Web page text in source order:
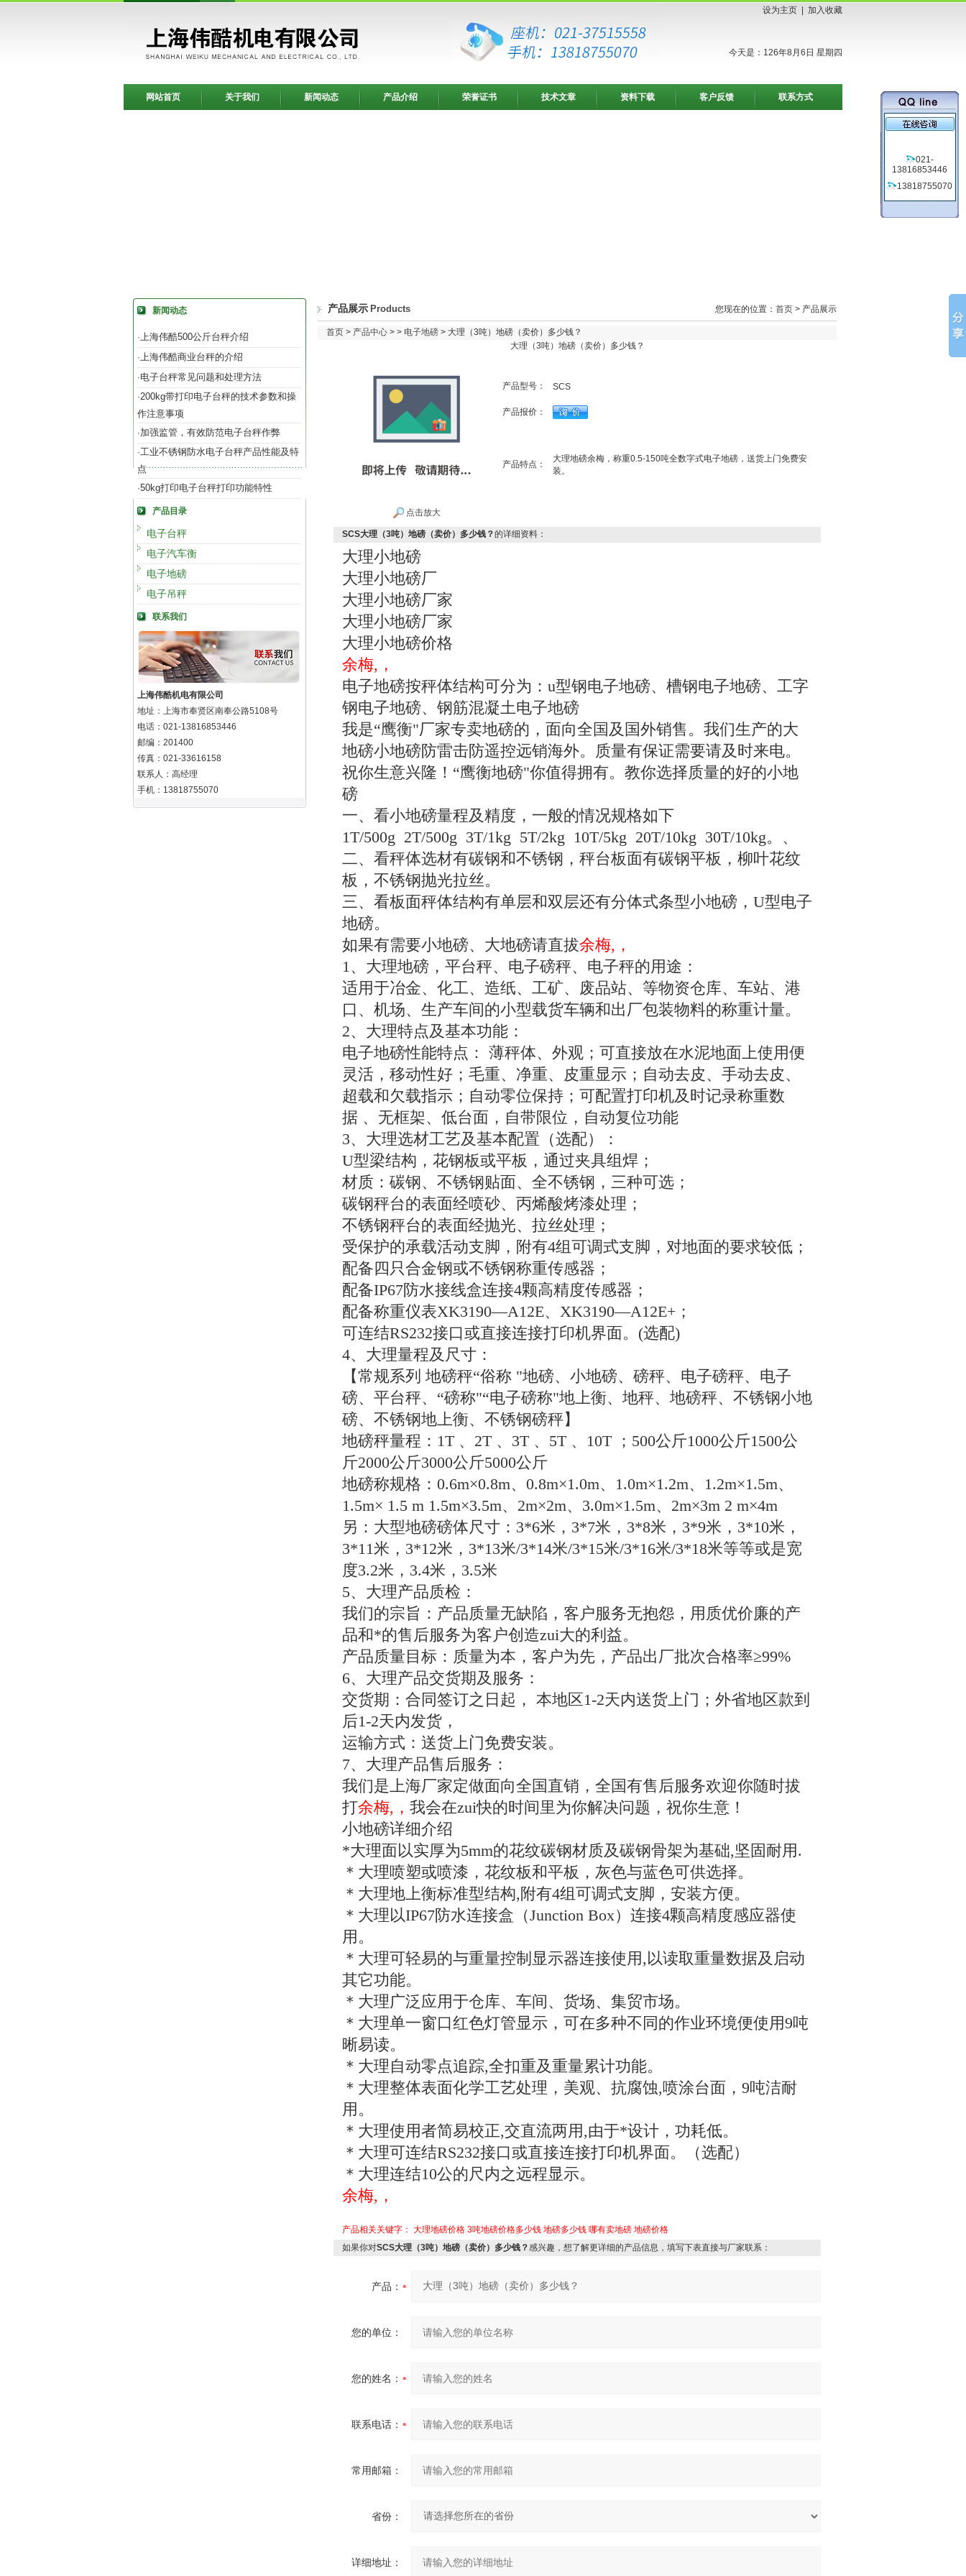
设为主页 加入收藏
今天是：126年8月6日 星期四
网站首页 关于我们 新闻动态 产品介绍 荣誉证书 技术文章 资料下载 客户反馈 联系方式
新闻动态
·上海伟酷500公斤台秤介绍
·上海伟酷商业台秤的介绍
·电子台秤常见问题和处理方法
·200kg带打印电子台秤的技术参数和操
作注意事项
·加强监管，有效防范电子台秤作弊
·工业不锈钢防水电子台秤产品性能及特
点
·50kg打印电子台秤打印功能特性
产品目录
电子台秤
电子汽车衡
电子地磅
电子吊秤
联系我们
上海伟酷机电有限公司
地址：上海市奉贤区南奉公路5108号
电话：021-13816853446
邮编：201400
传真：021-33616158
联系人：高经理
手机：13818755070
产品展示 Products 您现在的位置： 首页 > 产品展示
首页 > 产品中心 > > 电子地磅 > 大理（3吨）地磅（卖价）多少钱？
大理（3吨）地磅（卖价）多少钱？
点击放大
产品型号： SCS
产品报价：
产品特点：
大理地磅余梅，称重0.5-150吨全数字式电子地磅，送货上门免费安
装。
SCS大理（3吨）地磅（卖价）多少钱？的详细资料：
大理小地磅
大理小地磅厂
大理小地磅厂家
大理小地磅厂家
大理小地磅价格
余梅,，
电子地磅按秤体结构可分为：u型钢电子地磅、槽钢电子地磅、工字
钢电子地磅、钢筋混凝土电子地磅
我是“鹰衡"厂家专卖地磅的，面向全国及国外销售。我们生产的大
地磅小地磅防雷击防遥控远销海外。质量有保证需要请及时来电。
祝你生意兴隆！“鹰衡地磅"你值得拥有。教你选择质量的好的小地
磅
一、看小地磅量程及精度，一般的情况规格如下
1T/500g 2T/500g 3T/1kg 5T/2kg 10T/5kg 20T/10kg 30T/10kg。、
二、看秤体选材有碳钢和不锈钢，秤台板面有碳钢平板，柳叶花纹
板，不锈钢抛光拉丝。
三、看板面秤体结构有单层和双层还有分体式条型小地磅， U型电子
地磅。
如果有需要小地磅、大地磅请直拔余梅,，
1、大理地磅，平台秤、电子磅秤、电子秤的用途：
适用于冶金、化工、造纸、工矿、废品站、等物资仓库、车站、港
口、机场、生产车间的小型载货车辆和出厂包装物料的称重计量。
2、大理特点及基本功能：
电子地磅性能特点： 薄秤体、外观；可直接放在水泥地面上使用便
灵活，移动性好；毛重、净重、皮重显示；自动去皮、手动去皮、
超载和欠载指示；自动零位保持；可配置打印机及时记录称重数
据 、无框架、低台面，自带限位，自动复位功能
3、大理选材工艺及基本配置（选配）：
U型梁结构，花钢板或平板，通过夹具组焊；
材质：碳钢、不锈钢贴面、全不锈钢，三种可选；
碳钢秤台的表面经喷砂、丙烯酸烤漆处理；
不锈钢秤台的表面经抛光、拉丝处理；
受保护的承载活动支脚，附有4组可调式支脚，对地面的要求较低；
配备四只合金钢或不锈钢称重传感器；
配备IP67防水接线盒连接4颗高精度传感器；
配备称重仪表XK3190—A12E、 XK3190—A12E+ ；
可连结RS232接口或直接连接打印机界面。 (选配)
4、大理量程及尺寸：
【常规系列 地磅秤“俗称 "地磅、小地磅、磅秤、电子磅秤、电子
磅、平台秤、“磅称"“电子磅称"地上衡、地秤、地磅秤、不锈钢小地
磅、不锈钢地上衡、不锈钢磅秤】
地磅秤量程： 1T 、 2T 、 3T 、 5T 、 10T ； 500公斤1000公斤1500公
斤2000公斤3000公斤5000公斤
地磅称规格： 0.6m×0.8m、 0.8m×1.0m、 1.0m×1.2m、 1.2m×1.5m、
1.5m× 1.5 m 1.5m×3.5m、 2m×2m、 3.0m×1.5m、 2m×3m 2 m×4m
另：大型地磅磅体尺寸： 3*6米， 3*7米， 3*8米， 3*9米， 3*10米，
3*11米， 3*12米， 3*13米/3*14米/3*15米/3*16米/3*18米等等或是宽
度3.2米， 3.4米， 3.5米
5、大理产品质检：
我们的宗旨：产品质量无缺陷，客户服务无抱怨，用质优价廉的产
品和*的售后服务为客户创造zui大的利益。
产品质量目标：质量为本，客户为先，产品出厂批次合格率≥99%
6、大理产品交货期及服务：
交货期：合同签订之日起， 本地区1-2天内送货上门；外省地区款到
后1-2天内发货，
运输方式：送货上门免费安装。
7、大理产品售后服务：
我们是上海厂家定做面向全国直销，全国有售后服务欢迎你随时拔
打余梅,， 我会在zui快的时间里为你解决问题，祝你生意！
小地磅详细介绍
*大理面以实厚为5mm的花纹碳钢材质及碳钢骨架为基础,坚固耐用 .
＊大理喷塑或喷漆，花纹板和平板，灰色与蓝色可供选择。
＊大理地上衡标准型结构,附有4组可调式支脚，安装方便。
＊大理以IP67防水连接盒（Junction Box）连接4颗高精度感应器使
用。
＊大理可轻易的与重量控制显示器连接使用 ,以读取重量数据及启动
其它功能。
＊大理广泛应用于仓库、车间、货场、集贸市场。
＊大理单一窗口红色灯管显示，可在多种不同的作业环境便使用9吨
晰易读。
＊大理自动零点追踪,全扣重及重量累计功能。
＊大理整体表面化学工艺处理，美观、抗腐蚀,喷涂台面，9吨洁耐
用。
＊大理使用者简易校正,交直流两用 ,由于*设计，功耗低。
＊大理可连结RS232接口或直接连接打印机界面。（选配）
＊大理连结10公的尺内之远程显示。
余梅,，
产品相关关键字： 大理地磅价格 3吨地磅价格多少钱 地磅多少钱 哪有卖地磅 地磅价格
如果你对SCS大理（3吨）地磅（卖价）多少钱？感兴趣，想了解更详细的产品信息，填写下表直接与厂家联系：
产品：
您的单位：
您的姓名：
联系电话：
常用邮箱：
省份：
详细地址：
021-
13816853446
13818755070